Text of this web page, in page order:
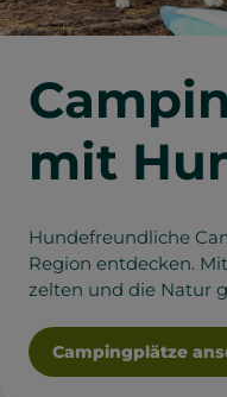
mit
Hundefreundliche
Region entdecken.
zelten und die Natur
Campingplätze